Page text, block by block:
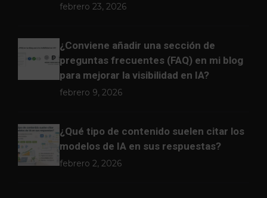
febrero 23, 2026
¿Conviene añadir una sección de
preguntas frecuentes (FAQ) en mi blog
para mejorar la visibilidad en IA?
febrero 9, 2026
¿Qué tipo de contenido suelen citar los
modelos de IA en sus respuestas?
febrero 2, 2026